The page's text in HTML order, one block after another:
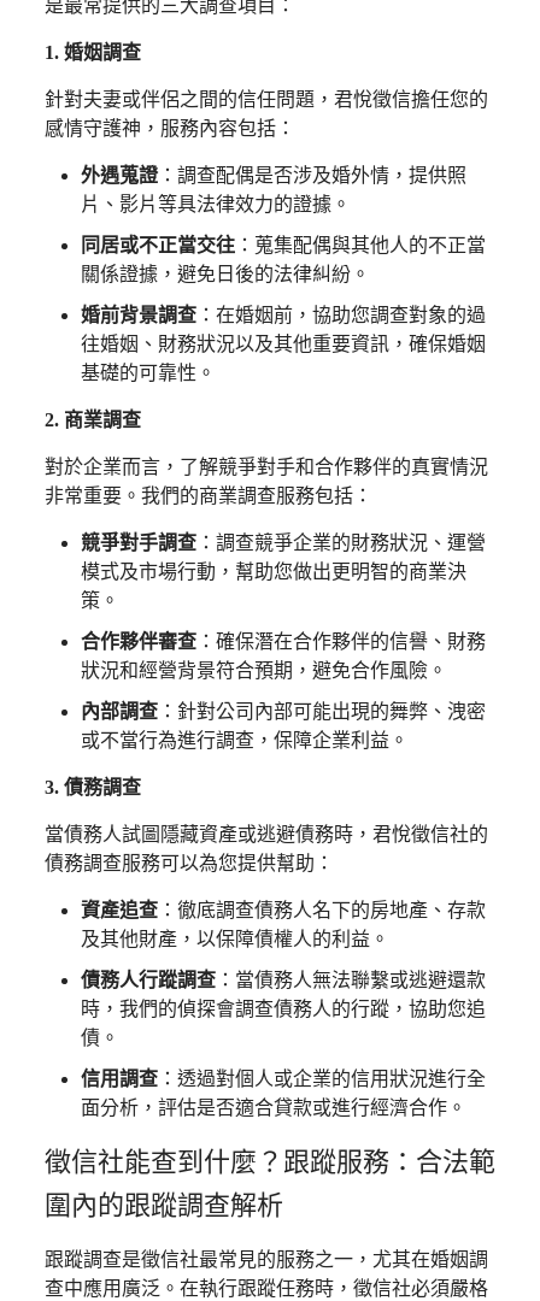
是最常提供的三大調查項目：
1. 婚姻調查
針對夫妻或伴侶之間的信任問題，君悅徵信擔任您的
感情守護神，服務內容包括：
外遇蒐證：調查配偶是否涉及婚外情，提供照
片、影片等具法律效力的證據。
同居或不正當交往：蒐集配偶與其他人的不正當
關係證據，避免日後的法律糾紛。
婚前背景調查：在婚姻前，協助您調查對象的過
往婚姻、財務狀況以及其他重要資訊，確保婚姻
基礎的可靠性。
2. 商業調查
對於企業而言，了解競爭對手和合作夥伴的真實情況
非常重要。我們的商業調查服務包括：
競爭對手調查：調查競爭企業的財務狀況、運營
模式及市場行動，幫助您做出更明智的商業決
策。
合作夥伴審查：確保潛在合作夥伴的信譽、財務
狀況和經營背景符合預期，避免合作風險。
內部調查：針對公司內部可能出現的舞弊、洩密
或不當行為進行調查，保障企業利益。
3. 債務調查
當債務人試圖隱藏資產或逃避債務時，君悅徵信社的
債務調查服務可以為您提供幫助：
資產追查：徹底調查債務人名下的房地產、存款
及其他財產，以保障債權人的利益。
債務人行蹤調查：當債務人無法聯繫或逃避還款
時，我們的偵探會調查債務人的行蹤，協助您追
債。
信用調查：透過對個人或企業的信用狀況進行全
面分析，評估是否適合貸款或進行經濟合作。
徵信社能查到什麼？跟蹤服務：合法範
圍內的跟蹤調查解析
跟蹤調查是徵信社最常見的服務之一，尤其在婚姻調
查中應用廣泛。在執行跟蹤任務時，徵信社必須嚴格